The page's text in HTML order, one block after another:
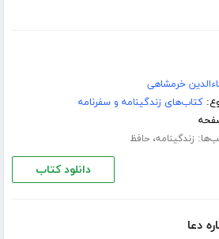
خرمشاهی
کتاب‌های زندگینامه و سفرنامه
زندگینامه،حافظ
دانلود کتاب
دعا